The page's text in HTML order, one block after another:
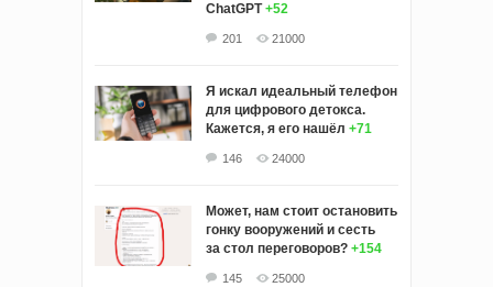
ChatGPT +52
201 21000
Я искал идеальный телефон
для цифрового детокса.
Кажется, я его нашёл +71
146 24000
Может, нам стоит остановить
гонку вооружений и сесть
за стол переговоров? +154
145 25000